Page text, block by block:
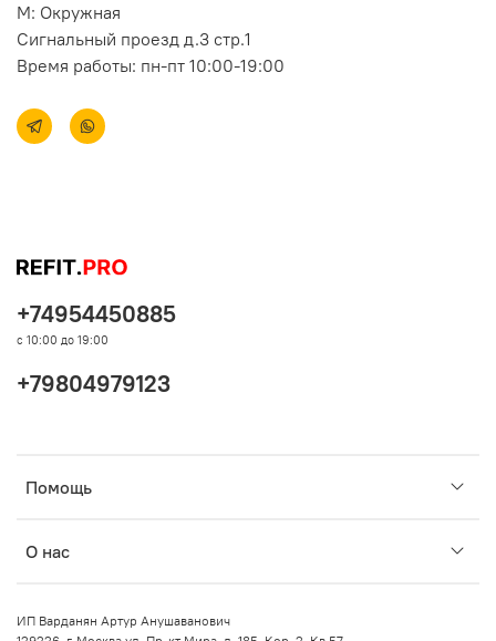
М: Окружная
Сигнальный проезд д.3 стр.1
Время работы: пн-пт 10:00-19:00
Помощь
О нас
+74954450885
с 10:00 до 19:00
+79804979123
ИП Варданян Артур Анушаванович